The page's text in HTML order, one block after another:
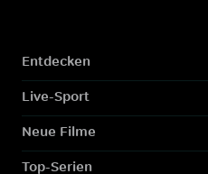
Entdecken
Live-Sport
Neue Filme
Top-Serien